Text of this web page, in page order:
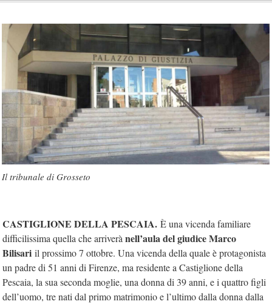
Il tribunale di Grosseto
CASTIGLIONE DELLA PESCAIA. È una vicenda familiare
difficilissima quella che arriverà nell’aula del giudice Marco
Bilisari il prossimo 7 ottobre. Una vicenda della quale è protagonista
un padre di 51 anni di Firenze, ma residente a Castiglione della
Pescaia, la sua seconda moglie, una donna di 39 anni, e i quattro figli
dell’uomo, tre nati dal primo matrimonio e l’ultimo dalla donna dalla